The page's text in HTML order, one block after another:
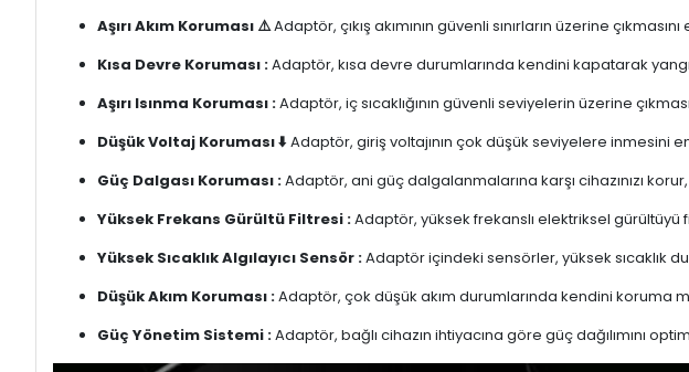
Aşırı Akım Koruması ⚠️Adaptör, çıkış akımının güvenli sınırların üzerine
Kısa Devre Koruması :Adaptör, kısa devre durumlarında kendini kapatarak
Aşırı Isınma Koruması :Adaptör, iç sıcaklığının güvenli seviyelerin üzerine
Düşük Voltaj Koruması ⬇️Adaptör, giriş voltajının çok düşük seviyelere inmesini
Güç Dalgası Koruması :Adaptör, ani güç dalgalanmalarına karşı cihazınızı
Yüksek Frekans Gürültü Filtresi :Adaptör, yüksek frekanslı elektriksel gürültüyü
Yüksek Sıcaklık Algılayıcı Sensör :Adaptör içindeki sensörler, yüksek sıcaklık
Düşük Akım Koruması :Adaptör, çok düşük akım durumlarında kendini koruma
Güç Yönetim Sistemi :Adaptör, bağlı cihazın ihtiyacına göre güç dağılımını